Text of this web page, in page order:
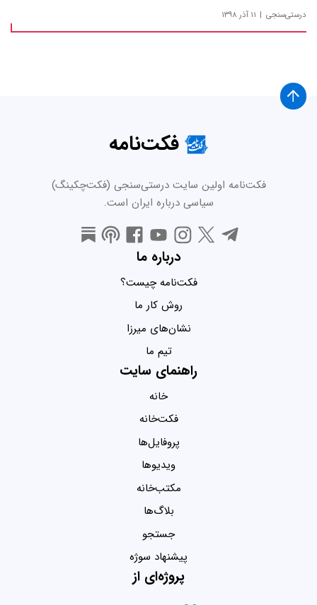
درستی‌سنجی ۱۱ آذر ۱۳۹۸
فکت‌نامه
فکت‌نامه اولین سایت درستی‌سنجی (فکت‌چکینگ)
سیاسی درباره ایران است.
درباره ما
فکت‌نامه چیست؟
روش کار ما
نشان‌های میرزا
تیم ما
راهنمای سایت
خانه
فکت‌خانه
پروفایل‌ها
ویدیو‌ها
مکتب‌خانه
بلاگ‌ها
جستجو
پیشنهاد سوژه
پروژه‌ای از